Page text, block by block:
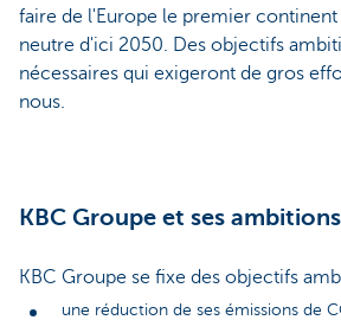
faire de l'Europe le premier
neutre d'ici 2050. Des objectifs
nécessaires qui exigeront de gros
nous.
KBC Groupe et ses
KBC Groupe se fixe des objectifs
une réduction de ses émissions de